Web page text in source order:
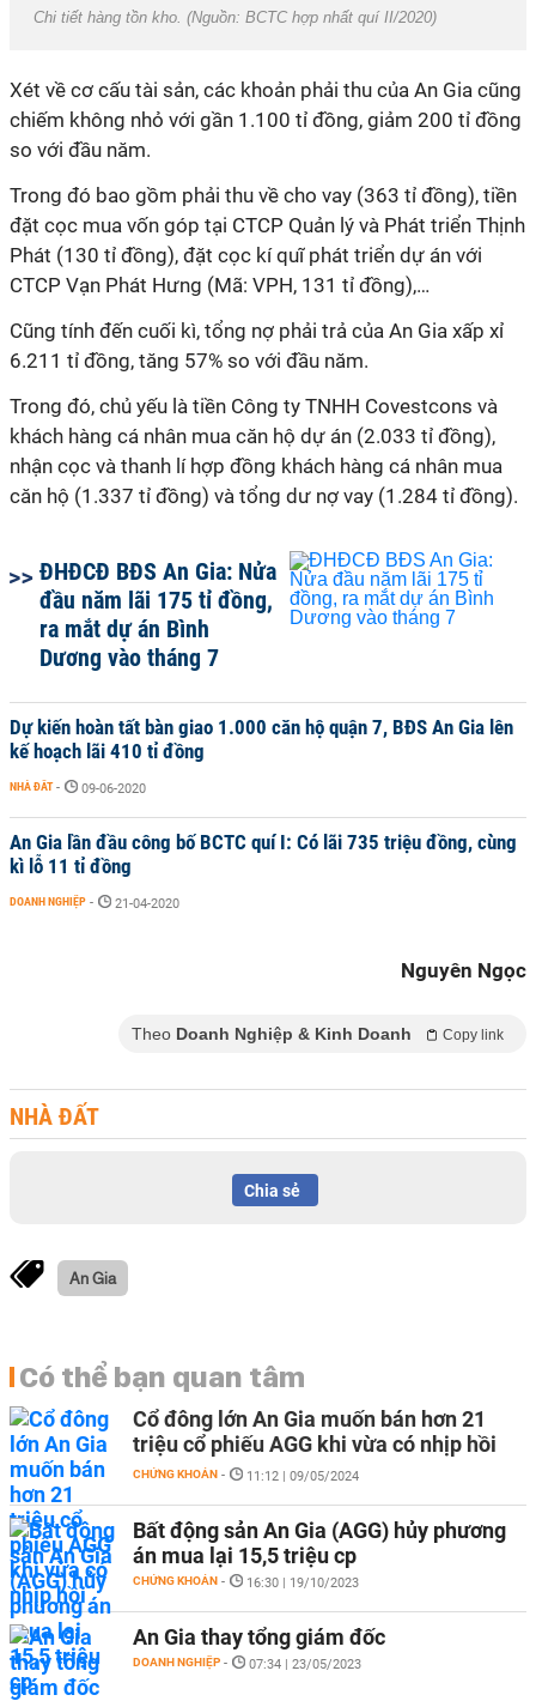
Chi tiết hàng tồn kho. (Nguồn: BCTC hợp nhất quí II/2020)
Xét về cơ cấu tài sản, các khoản phải thu của An Gia cũng
chiếm không nhỏ với gần 1.100 tỉ đồng, giảm 200 tỉ đồng
so với đầu năm.
Trong đó bao gồm phải thu về cho vay (363 tỉ đồng), tiền
đặt cọc mua vốn góp tại CTCP Quản lý và Phát triển Thịnh
Phát (130 tỉ đồng), đặt cọc kí quĩ phát triển dự án với
CTCP Vạn Phát Hưng (Mã: VPH, 131 tỉ đồng),…
Cũng tính đến cuối kì, tổng nợ phải trả của An Gia xấp xỉ
6.211 tỉ đồng, tăng 57% so với đầu năm.
Trong đó, chủ yếu là tiền Công ty TNHH Covestcons và
khách hàng cá nhân mua căn hộ dự án (2.033 tỉ đồng),
nhận cọc và thanh lí hợp đồng khách hàng cá nhân mua
căn hộ (1.337 tỉ đồng) và tổng dư nợ vay (1.284 tỉ đồng).
ĐHĐCĐ BĐS An Gia: Nửa
đầu năm lãi 175 tỉ đồng,
ra mắt dự án Bình
Dương vào tháng 7
Dự kiến hoàn tất bàn giao 1.000 căn hộ quận 7, BĐS An Gia lên
kế hoạch lãi 410 tỉ đồng
NHÀ ĐẤT - 09-06-2020
An Gia lần đầu công bố BCTC quí I: Có lãi 735 triệu đồng, cùng
kì lỗ 11 tỉ đồng
DOANH NGHIỆP - 21-04-2020
Nguyên Ngọc
Theo Doanh Nghiệp & Kinh Doanh Copy link
NHÀ ĐẤT
Chia sẻ
An Gia
Có thể bạn quan tâm
Cổ đông lớn An Gia muốn bán hơn 21
triệu cổ phiếu AGG khi vừa có nhịp hồi
CHỨNG KHOÁN - 11:12 | 09/05/2024
Bất động sản An Gia (AGG) hủy phương
án mua lại 15,5 triệu cp
CHỨNG KHOÁN - 16:30 | 19/10/2023
An Gia thay tổng giám đốc
DOANH NGHIỆP - 07:34 | 23/05/2023